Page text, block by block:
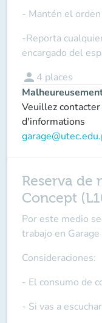
- Mantén el
-Reporta
encargado del
person 4 places
Veuillez
d'informations
Reserva de
Concept
Por este medio
trabajo en
Consideraciones:
- El consumo de
- Si vas a